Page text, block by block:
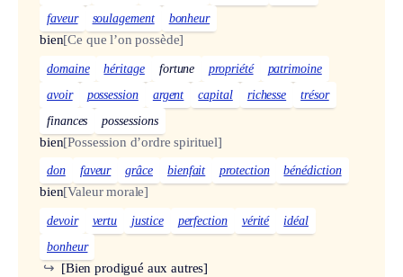
faveur
soulagement bonheur
bien[Ce que l’on possède]
domaine héritage fortune propriété
patrimoine
avoir
possession argent capital richesse
trésor
finances
possessions
bien[Possession d’ordre spirituel]
don faveur grâce bienfait protection bénédiction
bien[Valeur morale]
devoir vertu justice perfection vérité
idéal
bonheur
[Bien prodigué aux autres]
↪